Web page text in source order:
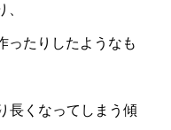
ったりしたようなも
長くなってしまう傾